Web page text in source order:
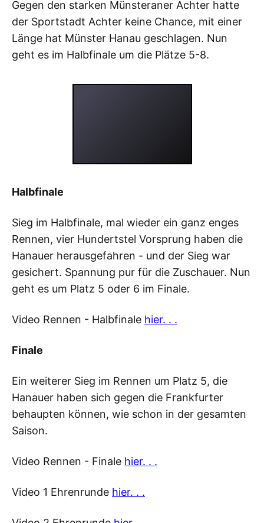
Gegen den starken Münsteraner Achter hatte
der Sportstadt Achter keine Chance, mit einer
Länge hat Münster Hanau geschlagen. Nun
geht es im Halbfinale um die Plätze 5-8.
Halbfinale
Sieg im Halbfinale, mal wieder ein ganz enges
Rennen, vier Hundertstel Vorsprung haben die
Hanauer herausgefahren - und der Sieg war
gesichert. Spannung pur für die Zuschauer. Nun
geht es um Platz 5 oder 6 im Finale.
Video Rennen - Halbfinale hier. . .
Finale
Ein weiterer Sieg im Rennen um Platz 5, die
Hanauer haben sich gegen die Frankfurter
behaupten können, wie schon in der gesamten
Saison.
Video Rennen - Finale hier. . .
Video 1 Ehrenrunde hier. . .